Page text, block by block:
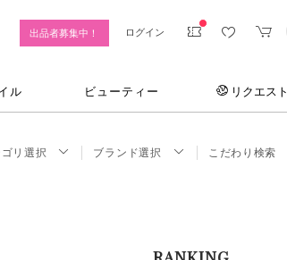
出品者募集中！ ログイン
ル ビューティー リクエスト
リ選択 ブランド選択 こだわり検索